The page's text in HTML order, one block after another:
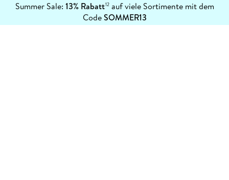
Summer Sale: 13% Rabatt12auf viele Sortimente mit dem
CodeSOMMER13
erfahren